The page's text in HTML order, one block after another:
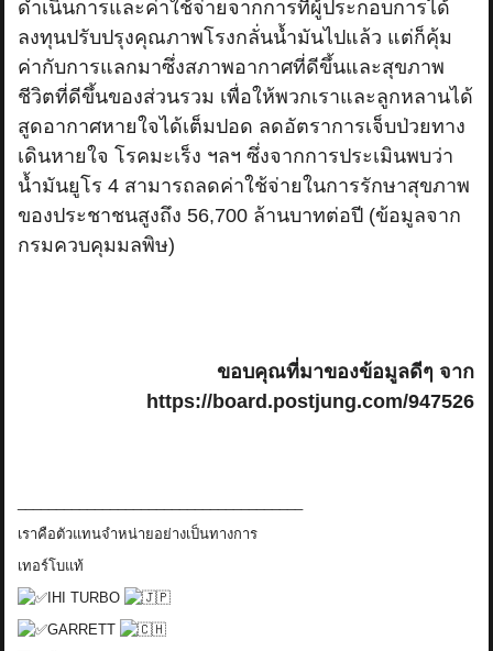
ดำเนินการและค่าใช้จ่ายจากการที่ผู้ประกอบการได้
ลงทุนปรับปรุงคุณภาพโรงกลั่นน้ำมันไปแล้ว แต่ก็คุ้ม
ค่ากับการแลกมาซึ่งสภาพอากาศที่ดีขึ้นและสุขภาพ
ชีวิตที่ดีขึ้นของส่วนรวม เพื่อให้พวกเราและลูกหลานได้
สูดอากาศหายใจได้เต็มปอด ลดอัตราการเจ็บป่วยทาง
เดินหายใจ โรคมะเร็ง ฯลฯ ซึ่งจากการประเมินพบว่า
น้ำมันยูโร 4 สามารถลดค่าใช้จ่ายในการรักษาสุขภาพ
ของประชาชนสูงถึง 56,700 ล้านบาทต่อปี (ข้อมูลจาก
กรมควบคุมมลพิษ)
ขอบคุณที่มาของข้อมูลดีๆ จาก
https://board.postjung.com/947526
เราคือตัวแทนจำหน่ายอย่างเป็นทางการ
เทอร์โบแท้
IHI TURBO
GARRETT